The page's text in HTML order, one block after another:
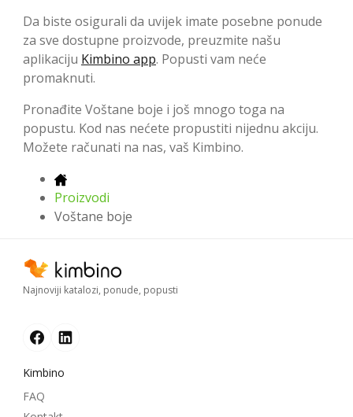
Da biste osigurali da uvijek imate posebne ponude
za sve dostupne proizvode, preuzmite našu
aplikaciju Kimbino app. Popusti vam neće
promaknuti.
Pronađite Voštane boje i još mnogo toga na
popustu. Kod nas nećete propustiti nijednu akciju.
Možete računati na nas, vaš Kimbino.
Proizvodi
Voštane boje
Najnoviji katalozi, ponude, popusti
Kimbino
FAQ